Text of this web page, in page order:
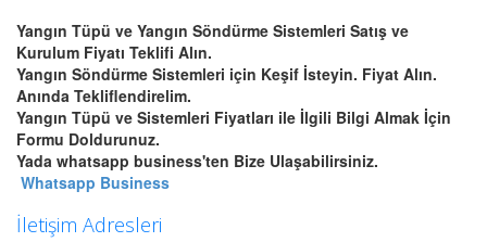
Yangın Tüpü ve Yangın Söndürme Sistemleri Satış ve
Kurulum Fiyatı Teklifi Alın.
Yangın Söndürme Sistemleri için Keşif İsteyin. Fiyat Alın.
Anında Tekliflendirelim.
Yangın Tüpü ve Sistemleri Fiyatları ile İlgili Bilgi Almak İçin
Formu Doldurunuz.
Yada whatsapp business'ten Bize Ulaşabilirsiniz.
Whatsapp Business
İletişim Adresleri